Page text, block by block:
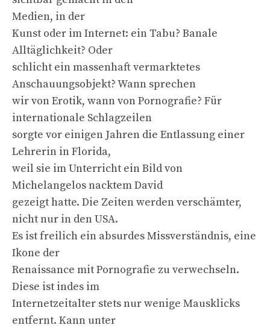
Medien, in der
Kunst oder im Internet: ein Tabu? Banale
Alltäglichkeit? Oder
schlicht ein massenhaft vermarktetes
Anschauungsobjekt? Wann sprechen
wir von Erotik, wann von Pornografie? Für
internationale Schlagzeilen
sorgte vor einigen Jahren die Entlassung einer
Lehrerin in Florida,
weil sie im Unterricht ein Bild von
Michelangelos nacktem David
gezeigt hatte. Die Zeiten werden verschämter,
nicht nur in den USA.
Es ist freilich ein absurdes Missverständnis, eine
Ikone der
Renaissance mit Pornografie zu verwechseln.
Diese ist indes im
Internetzeitalter stets nur wenige Mausklicks
entfernt. Kann unter